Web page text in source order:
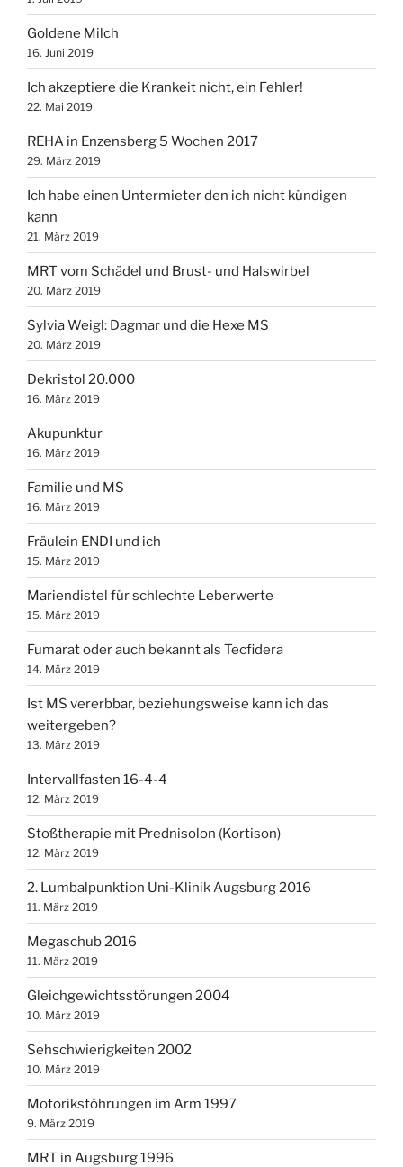
Goldene Milch
16. Juni 2019
Ich akzeptiere die Krankeit nicht, ein Fehler!
22. Mai 2019
REHA in Enzensberg 5 Wochen 2017
29. März 2019
Ich habe einen Untermieter den ich nicht kündigen
kann
21. März 2019
MRT vom Schädel und Brust- und Halswirbel
20. März 2019
Sylvia Weigl: Dagmar und die Hexe MS
20. März 2019
Dekristol 20.000
16. März 2019
Akupunktur
16. März 2019
Familie und MS
16. März 2019
Fräulein ENDI und ich
15. März 2019
Mariendistel für schlechte Leberwerte
15. März 2019
Fumarat oder auch bekannt als Tecfidera
14. März 2019
Ist MS vererbbar, beziehungsweise kann ich das
weitergeben?
13. März 2019
Intervallfasten 16-4-4
12. März 2019
Stoßtherapie mit Prednisolon (Kortison)
12. März 2019
2. Lumbalpunktion Uni-Klinik Augsburg 2016
11. März 2019
Megaschub 2016
11. März 2019
Gleichgewichtsstörungen 2004
10. März 2019
Sehschwierigkeiten 2002
10. März 2019
Motorikstöhrungen im Arm 1997
9. März 2019
MRT in Augsburg 1996